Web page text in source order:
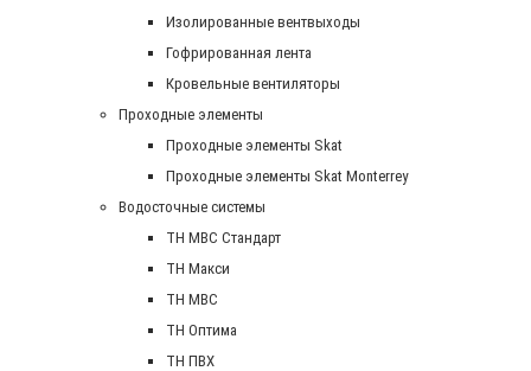
Изолированные вентвыходы
Гофрированная лента
Кровельные вентиляторы
Проходные элементы
Проходные элементы Skat
Проходные элементы Skat Monterrey
Водосточные системы
TH MBC Стандарт
TH Макси
TH МВС
TH Оптима
TH ПВХ